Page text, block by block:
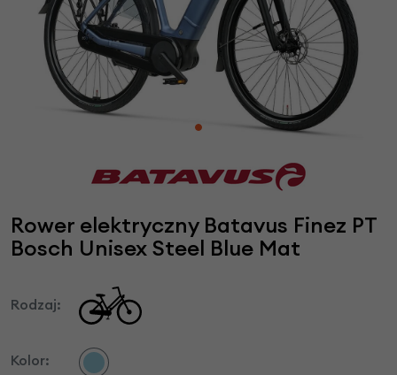
Rower elektryczny Batavus Finez PT
Bosch Unisex Steel Blue Mat
Rodzaj:
Kolor: